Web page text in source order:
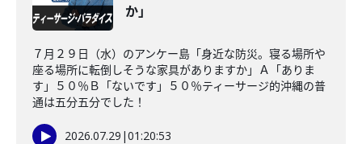
か」
７月２９日（水）のアンケー島「身近な防災。寝る場所や
座る場所に転倒しそうな家具がありますか」Ａ「ありま
す」５０％Ｂ「ないです」５０％ティーサージ的沖縄の普
通は五分五分でした！
2026.07.29 |01:20:53